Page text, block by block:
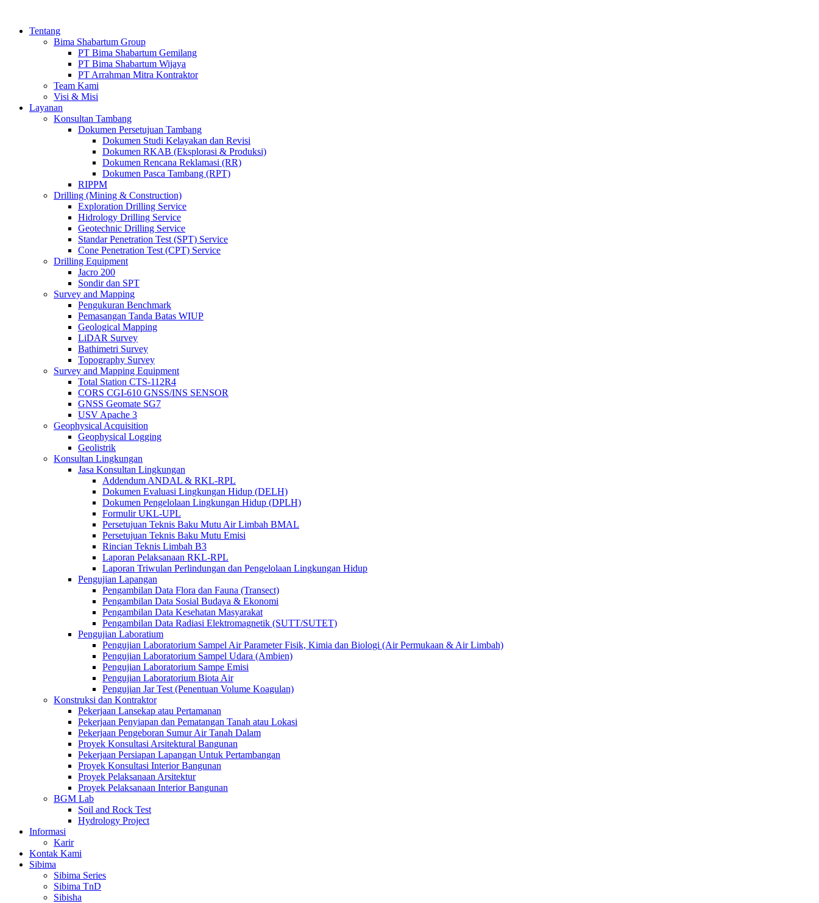
Tentang
Bima Shabartum Group
PT Bima Shabartum Gemilang
PT Bima Shabartum Wijaya
PT Arrahman Mitra Kontraktor
Team Kami
Visi & Misi
Layanan
Konsultan Tambang
Dokumen Persetujuan Tambang
Dokumen Studi Kelayakan dan Revisi
Dokumen RKAB (Eksplorasi & Produksi)
Dokumen Rencana Reklamasi (RR)
Dokumen Pasca Tambang (RPT)
RIPPM
Drilling (Mining & Construction)
Exploration Drilling Service
Hidrology Drilling Service
Geotechnic Drilling Service
Standar Penetration Test (SPT) Service
Cone Penetration Test (CPT) Service
Drilling Equipment
Jacro 200
Sondir dan SPT
Survey and Mapping
Pengukuran Benchmark
Pemasangan Tanda Batas WIUP
Geological Mapping
LiDAR Survey
Bathimetri Survey
Topography Survey
Survey and Mapping Equipment
Total Station CTS-112R4
CORS CGI-610 GNSS/INS SENSOR
GNSS Geomate SG7
USV Apache 3
Geophysical Acquisition
Geophysical Logging
Geolistrik
Konsultan Lingkungan
Jasa Konsultan Lingkungan
Addendum ANDAL & RKL-RPL
Dokumen Evaluasi Lingkungan Hidup (DELH)
Dokumen Pengelolaan Lingkungan Hidup (DPLH)
Formulir UKL-UPL
Persetujuan Teknis Baku Mutu Air Limbah BMAL
Persetujuan Teknis Baku Mutu Emisi
Rincian Teknis Limbah B3
Laporan Pelaksanaan RKL-RPL
Laporan Triwulan Perlindungan dan Pengelolaan Lingkungan Hidup
Pengujian Lapangan
Pengambilan Data Flora dan Fauna (Transect)
Pengambilan Data Sosial Budaya & Ekonomi
Pengambilan Data Kesehatan Masyarakat
Pengambilan Data Radiasi Elektromagnetik (SUTT/SUTET)
Pengujian Laboratium
Pengujian Laboratorium Sampel Air Parameter Fisik, Kimia dan Biologi (Air Permukaan & Air Limbah)
Pengujian Laboratorium Sampel Udara (Ambien)
Pengujian Laboratorium Sampe Emisi
Pengujian Laboratorium Biota Air
Pengujian Jar Test (Penentuan Volume Koagulan)
Konstruksi dan Kontraktor
Pekerjaan Lansekap atau Pertamanan
Pekerjaan Penyiapan dan Pematangan Tanah atau Lokasi
Pekerjaan Pengeboran Sumur Air Tanah Dalam
Proyek Konsultasi Arsitektural Bangunan
Pekerjaan Persiapan Lapangan Untuk Pertambangan
Proyek Konsultasi Interior Bangunan
Proyek Pelaksanaan Arsitektur
Proyek Pelaksanaan Interior Bangunan
BGM Lab
Soil and Rock Test
Hydrology Project
Informasi
Karir
Kontak Kami
Sibima
Sibima Series
Sibima TnD
Sibisha